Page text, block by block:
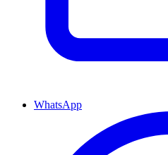
WhatsApp